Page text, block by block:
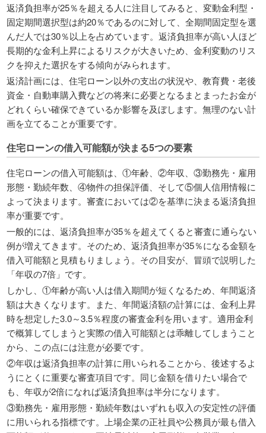
返済負担率が25％を超える人に注目してみると、変動金利型・
固定期間選択型は約20％であるのに対して、全期間固定型を選
んだ人では30％以上を占めています。返済負担率が高い人ほど
長期的な金利上昇によるリスクが大きいため、金利変動のリス
クを抑えた選択をする傾向がみられます。
返済計画には、住宅ローン以外の支出の状況や、教育費・老後
資金・自動車購入費などの将来に必要となるまとまったお金が
どれくらい確保できているか影響を及ぼします。無理のない計
画を立てることが重要です。
住宅ローンの借入可能額が決まる5つの要素
住宅ローンの借入可能額は、①年齢、②年収、③勤務先・雇用
形態・勤続年数、④物件の担保評価、そして⑤個人信用情報に
よって決まります。審査においては②を基準に決まる返済負担
率が重要です。
一般的には、返済負担率が35％を超えてくると審査に通らない
例が増えてきます。そのため、返済負担率が35％になる金額を
借入可能額と見積もりましょう。その目安が、冒頭で説明した
「年収の7倍」です。
しかし、①年齢が高い人は借入期間が短くなるため、年間返済
額は大きくなります。また、年間返済額の計算には、金利上昇
時を想定した3.0～3.5％程度の審査金利を用います。適用金利
で概算してしまうと実際の借入可能額とは乖離してしまうこと
から、この点には注意が必要です。
②年収は返済負担率の計算に用いられることから、後述するよ
うにとくに重要な審査項目です。同じ金額を借りたい場合で
も、年収が2倍になれば返済負担率は半分になります。
③勤務先・雇用形態・勤続年数はいずれも収入の安定性の評価
に用いられる指標です。上場企業の正社員や公務員が最も借入